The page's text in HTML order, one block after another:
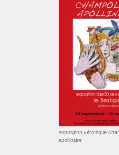
exposition véronique
apollinaire